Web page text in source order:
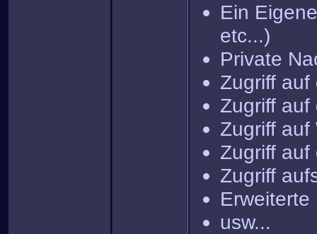
Ein
etc...)
Private
Zugriff
Zugriff auf
Zugriff auf
Zugriff
Zugriff
usw...